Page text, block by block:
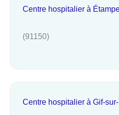
Centre hospitalier à
(91150)
Centre hospitalier à Gif-